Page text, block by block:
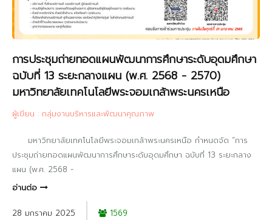
การประชุมถ่ายทอดแผนพัฒนาการศึกษาระดับอุดมศึกษา
ฉบับที่ 13 ระยะกลางแผน (พ.ศ. 2568 - 2570)
มหาวิทยาลัยเทคโนโลยีพระจอมเกล้าพระนครเหนือ
ผู้เขียน : กลุ่มงานบริหารและพัฒนาคุณภาพ
มหาวิทยาลัยเทคโนโลยีพระจอมเกล้าพระนครเหนือ กำหนดจัด “การ
ประชุมถ่ายทอดแผนพัฒนาการศึกษาระดับอุดมศึกษา ฉบับที่ 13 ระยะกลาง
แผน (พ.ศ. 2568 -
อ่านต่อ
28 มกราคม 2025 1569